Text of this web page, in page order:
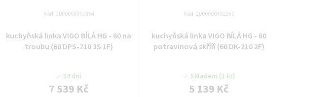
kuchyňská linka VIGO BÍLÁ HG - 60 na
troubu (60 DPS-210 3S 1F)
14 dní
7 539 Kč
Kód: 2000000391854
kuchyňská linka VIGO BÍLÁ HG - 60
potravinová skříň (60 DK-210 2F)
Skladem (1 ks)
5 139 Kč
Kód: 2000000391960